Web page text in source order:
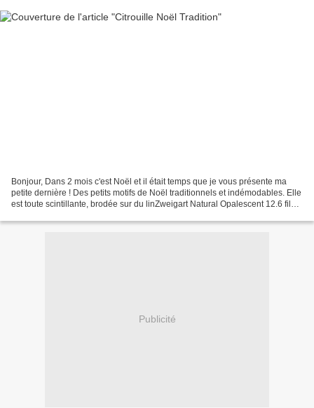
Bonjour, Dans 2 mois c'est Noël et il était temps que je vous présente ma
petite dernière ! Des petits motifs de Noël traditionnels et indémodables. Elle
est toute scintillante, brodée sur du linZweigart Natural Opalescent 12.6 fils
Publicité